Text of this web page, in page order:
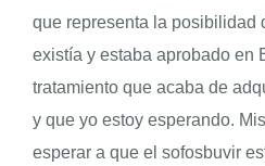
que representa la posibilidad
existía y estaba aprobado en
tratamiento que acaba de
y que yo estoy esperando.
esperar a que el sofosbuvir